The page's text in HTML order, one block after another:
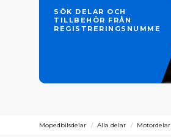
SÖK DELAR OCH
TILLBEHÖR FRÅN
REGISTRERINGSNUMMER
Mopedbilsdelar Alla delar Motordelar